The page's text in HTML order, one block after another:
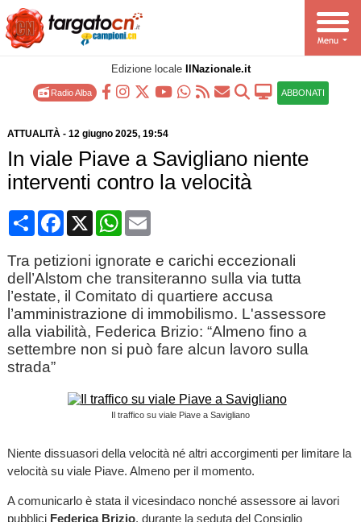
Edizione locale IlNazionale.it
Radio Alba ABBONATI
ATTUALITÀ- 12 giugno 2025, 19:54
In viale Piave a Savigliano niente
interventi contro la velocità
CondividiFacebook
X WhatsApp
Email
Tra petizioni ignorate e carichi eccezionali
dell’Alstom che transiteranno sulla via tutta
l’estate, il Comitato di quartiere accusa
l’amministrazione di immobilismo. L'assessore
alla viabilità, Federica Brizio: “Almeno fino a
settembre non si può fare alcun lavoro sulla
strada”
Il traffico su viale Piave a Savigliano
Niente dissuasori della velocità né altri accorgimenti per limitare la
velocità su viale Piave. Almeno per il momento.
A comunicarlo è stata il vicesindaco nonché assessore ai lavori
pubblici Federica Brizio, durante la seduta del Consiglio